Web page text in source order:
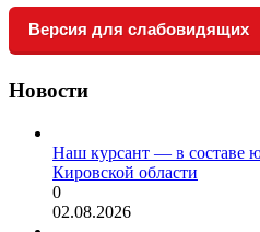
Версия для слабовидящих
Новости
Наш курсант — в составе
Кировской области
0
02.08.2026